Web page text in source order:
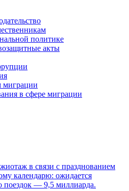
политике
акты
миграции
в сфере миграции
в связи с празднованием
календарю: ожидается
поездок — 9,5 миллиарда.